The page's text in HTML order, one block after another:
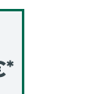
*